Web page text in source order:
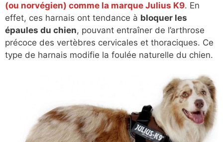
(ou norvégien) comme la marque Julius K9. En
effet, ces harnais ont tendance à bloquer les
épaules du chien, pouvant entraîner de l’arthrose
précoce des vertèbres cervicales et thoraciques. Ce
type de harnais modifie la foulée naturelle du chien.